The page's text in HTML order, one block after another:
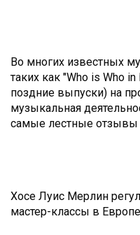
Во многих известных
таких как "Who is Who
поздние выпуски) на
музыкальная
самые лестные отзывы
Хосе Луис Мерлин
мастер-классы в